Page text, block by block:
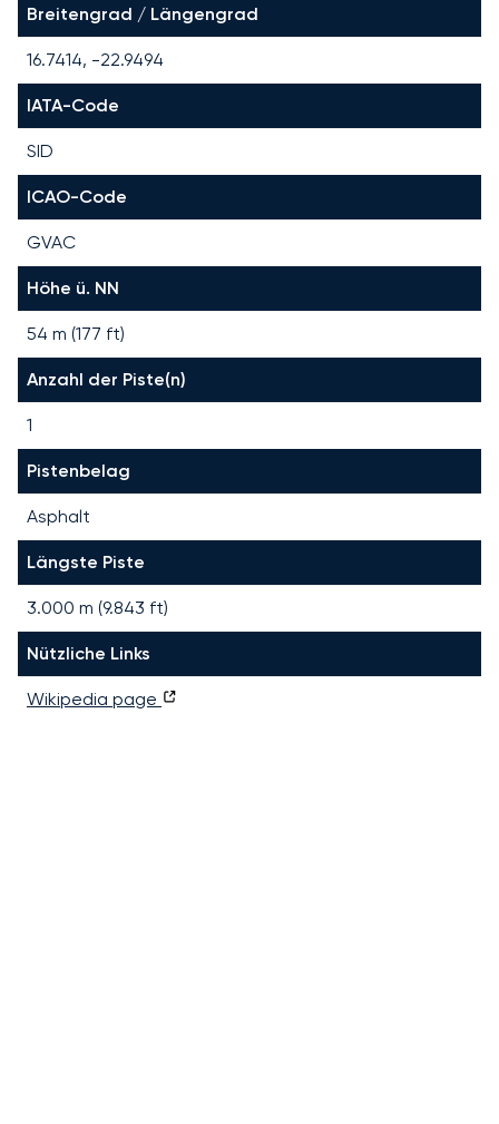
Breitengrad / Längengrad
16.7414, -22.9494
IATA-Code
SID
ICAO-Code
GVAC
Höhe ü. NN
54 m (177 ft)
Anzahl der Piste(n)
1
Pistenbelag
Asphalt
Längste Piste
3.000 m (9.843 ft)
Nützliche Links
Wikipedia page